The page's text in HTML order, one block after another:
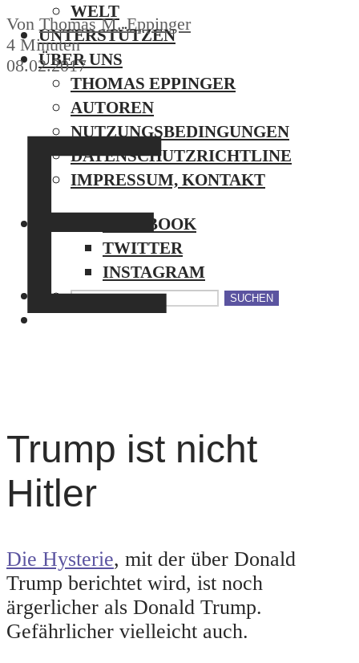
WELT
UNTERSTÜTZEN
ÜBER UNS
THOMAS EPPINGER
AUTOREN
NUTZUNGSBEDINGUNGEN
DATENSCHUTZRICHTLINE
IMPRESSUM, KONTAKT
FACEBOOK
TWITTER
INSTAGRAM
SUCHEN
Von Thomas M. Eppinger
4 Minuten
08.02.2017
E
Trump ist nicht
Hitler
Die Hysterie, mit der über Donald
Trump berichtet wird, ist noch
ärgerlicher als Donald Trump.
Gefährlicher vielleicht auch.